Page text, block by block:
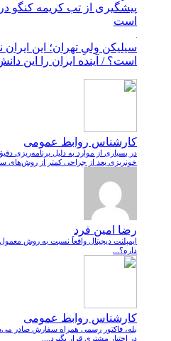
پیشگیری از تب کریمه کنگو
است
است؟ / آینده ایران را این
کارشناس روابط عمومی
در بسیاری از موارد به دلیل برنامه‌ریزی
خونریزی بعد از جراحی کمتر از روش‌های
رضا امین فرد
ایمپلنت دیجیتال واقعاً نسبت به روش معمول
داره؟...
کارشناس روابط عمومی
بله، فاکتور رسمی همراه سفارش صادر
در اختیار مشتری قرار بگیرد....